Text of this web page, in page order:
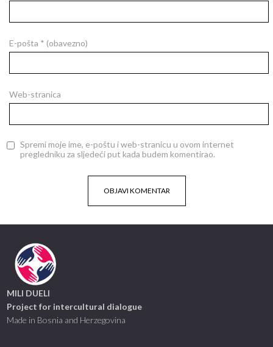
E-pošta * (obavezno)
Web-stranica
Spremi moje ime, e-poštu i web-stranicu u ovom internet
pregledniku za sljedeći put kada budem komentirao.
MILI DUELI
Project for intercultural dialogue
Made in Bosnia and Herzegovina